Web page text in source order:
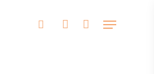
searchaccount
Menu